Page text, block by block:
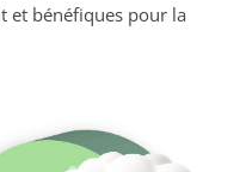
et bénéfiques pour la